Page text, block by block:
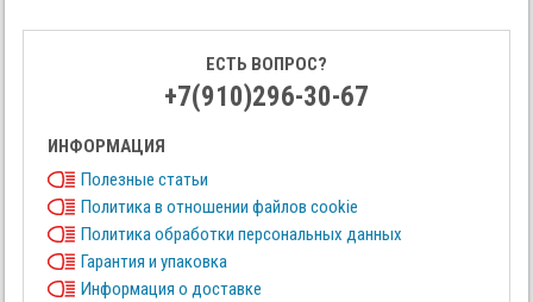
ЕСТЬ ВОПРОС?
+7(910)296-30-67
ИНФОРМАЦИЯ
Полезные статьи
Политика в отношении файлов cookie
Политика обработки персональных данных
Гарантия и упаковка
Информация о доставке